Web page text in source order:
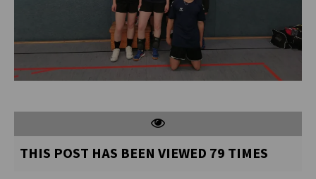
THIS POST HAS BEEN VIEWED 79 TIMES